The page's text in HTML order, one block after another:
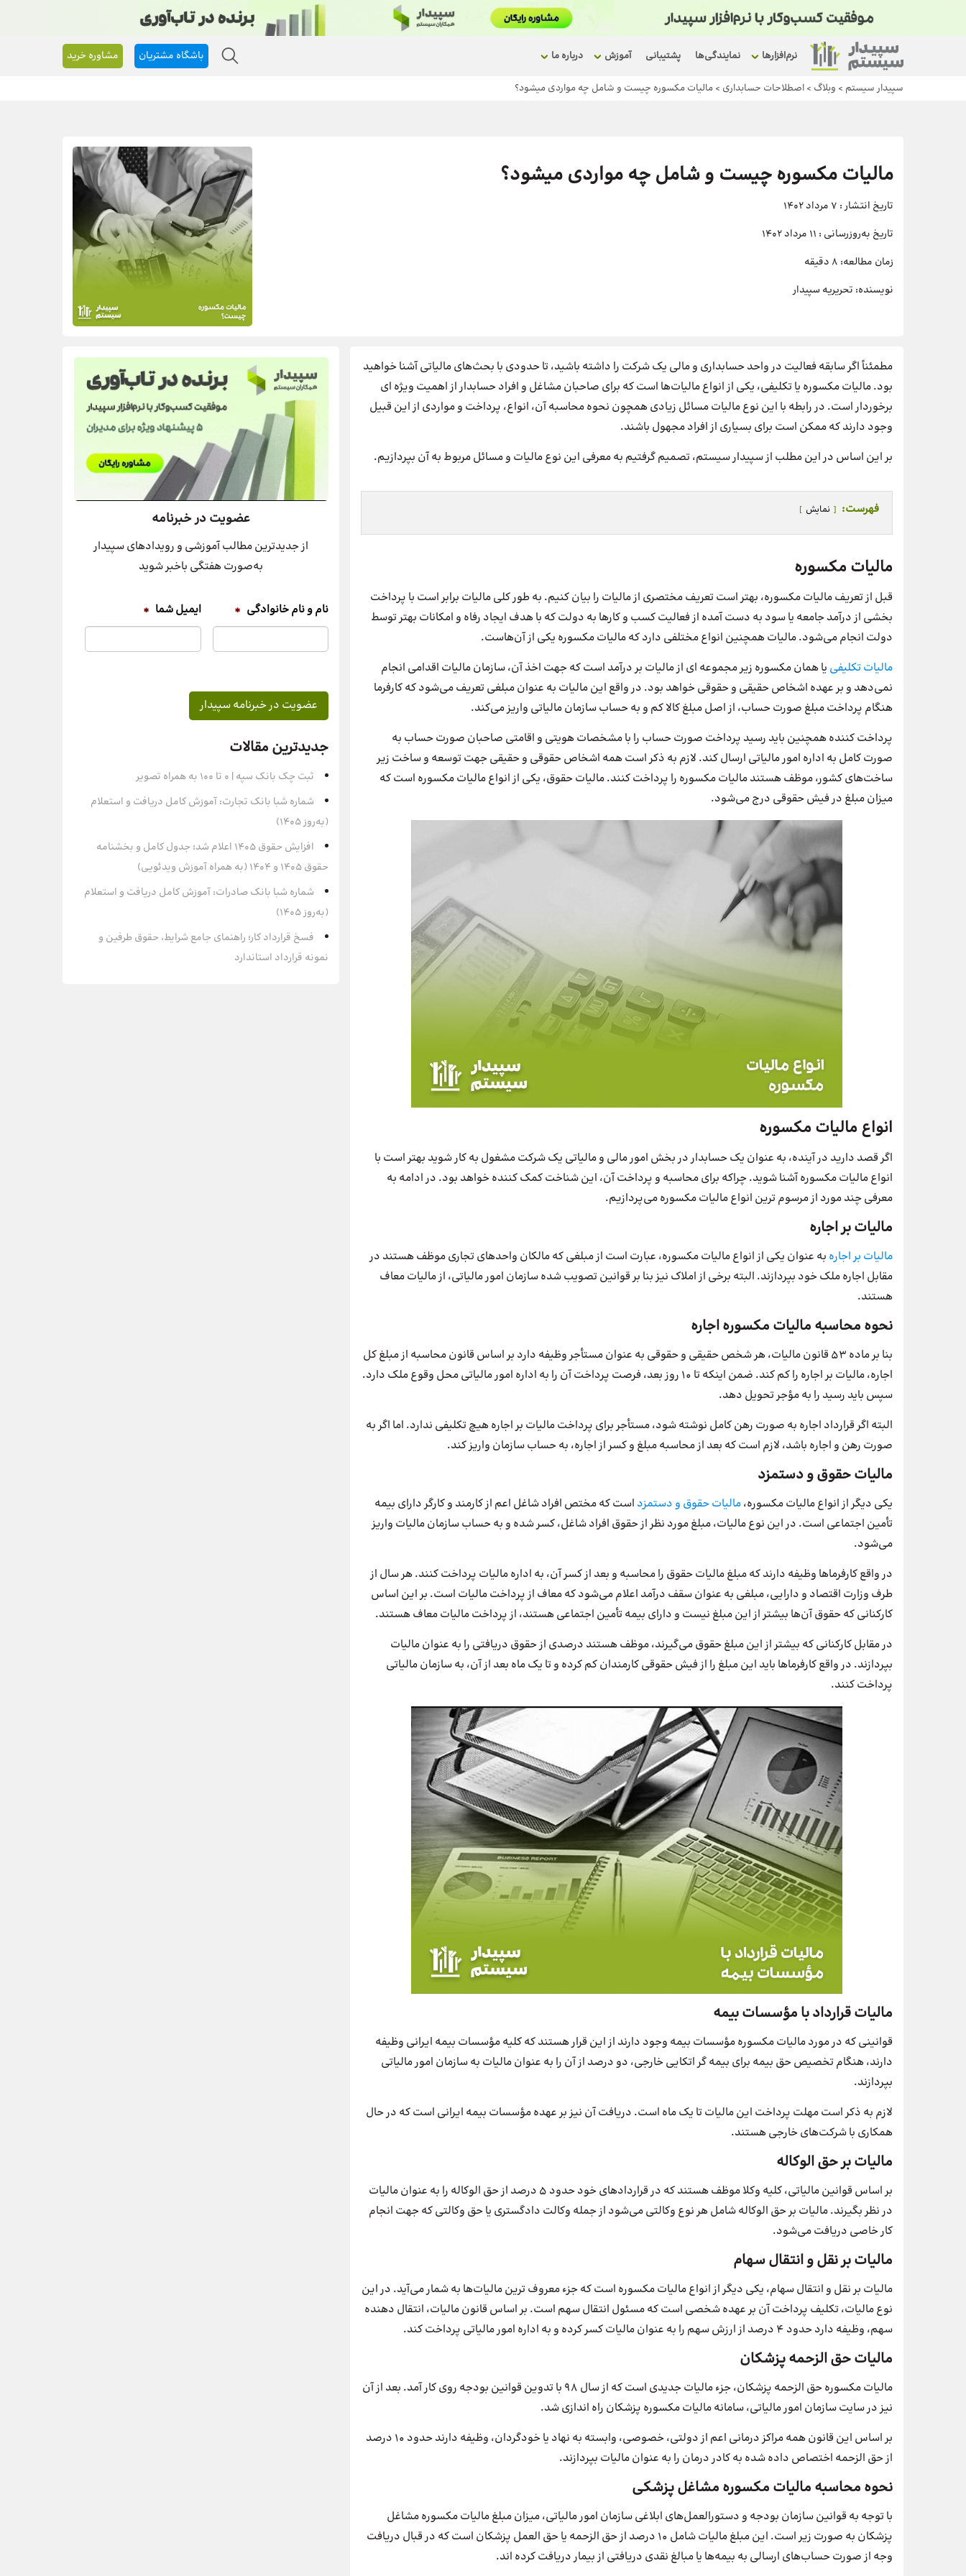
باشگاه مشتریان مشاوره خرید نرم‌افزارها نمایندگی‌ها پشتیبانی آموزش درباره ما
سپیدار سیستم > وبلاگ > اصطلاحات حسابداری > مالیات مکسوره چیست و شامل چه مواردی میشود؟
مالیات مکسوره چیست و شامل چه مواردی میشود؟
تاریخ انتشار : 7 مرداد 1402
تاریخ به‌روزرسانی : 11 مرداد 1402
زمان مطالعه: 8 دقیقه
نویسنده: تحریریه سپیدار
مطمئناً اگر سابقه فعالیت در واحد حسابداری و مالی یک شرکت را داشته باشید، تا حدودی با بحث‌های مالیاتی آشنا خواهید
بود. مالیات مکسوره یا تکلیفی، یکی از انواع مالیات‌ها است که برای صاحبان مشاغل و افراد حسابدار از اهمیت ویژه ای
برخوردار است. در رابطه با این نوع مالیات مسائل زیادی همچون نحوه محاسبه آن، انواع، پرداخت و مواردی از این قبیل
وجود دارند که ممکن است برای بسیاری از افراد مجهول باشند.
بر این اساس در این مطلب از سپیدار سیستم، تصمیم گرفتیم به معرفی این نوع مالیات و مسائل مربوط به آن بپردازیم.
فهرست: نمایش
مالیات مکسوره
قبل از تعریف مالیات مکسوره، بهتر است تعریف مختصری از مالیات را بیان کنیم. به طور کلی مالیات برابر است با پرداخت
بخشی از درآمد جامعه یا سود به دست آمده از فعالیت کسب و کارها به دولت که با هدف ایجاد رفاه و امکانات بهتر توسط
دولت انجام می‌شود‌. مالیات همچنین انواع مختلفی دارد که مالیات مکسوره یکی از آن‌هاست.
مالیات تکلیفی یا همان مکسوره زیر مجموعه ای از مالیات بر درآمد است که جهت اخذ آن، سازمان مالیات اقدامی انجام
نمی‌دهد و بر عهده اشخاص حقیقی و حقوقی خواهد بود. در واقع این مالیات به عنوان مبلغی تعریف می‌شود که کارفرما
هنگام پرداخت مبلغ صورت حساب، از اصل مبلغ کالا کم و به حساب سازمان مالیاتی واریز می‌کند.
پرداخت کننده همچنین باید رسید پرداخت صورت حساب را با مشخصات هویتی و اقامتی صاحبان صورت حساب به
صورت کامل به اداره امور مالیاتی ارسال کند. لازم به ذکر است همه اشخاص حقوقی و حقیقی جهت توسعه و ساخت زیر
ساخت‌های کشور، موظف هستند مالیات مکسوره را پرداخت کنند. مالیات حقوق، یکی از انواع مالیات مکسوره است که
میزان مبلغ در فیش حقوقی درج می‌شود.
انواع مالیات مکسوره
اگر قصد دارید در آینده، به عنوان یک حسابدار در بخش امور مالی و مالیاتی یک شرکت مشغول به کار شوید بهتر است با
انواع مالیات مکسوره آشنا شوید. چراکه برای محاسبه و پرداخت آن، این شناخت کمک کننده خواهد بود. در ادامه به
معرفی چند مورد از مرسوم ترین انواع مالیات مکسوره می‌پردازیم.
مالیات بر اجاره
مالیات بر اجاره به عنوان یکی از انواع مالیات مکسوره، عبارت است از مبلغی که مالکان واحدهای تجاری موظف هستند در
مقابل اجاره ملک خود بپردازند. البته برخی از املاک نیز بنا بر قوانین تصویب شده سازمان امور مالیاتی، از مالیات معاف
هستند.
نحوه محاسبه مالیات مکسوره اجاره
بنا بر ماده ۵۳ قانون مالیات، هر شخص حقیقی و حقوقی به عنوان مستأجر وظیفه دارد بر اساس قانون محاسبه از مبلغ کل
اجاره، مالیات بر اجاره را کم کند. ضمن اینکه تا ۱۰ روز بعد، فرصت پرداخت آن را به اداره امور مالیاتی محل وقوع ملک دارد.
سپس باید رسید را به مؤجر تحویل دهد.
البته اگر قرارداد اجاره به صورت رهن کامل نوشته شود، مستأجر برای پرداخت مالیات بر اجاره هیچ تکلیفی ندارد. اما اگر به
صورت رهن و اجاره باشد، لازم است که بعد از محاسبه مبلغ و کسر از اجاره، به حساب سازمان واریز کند.
مالیات حقوق و دستمزد
یکی دیگر از انواع مالیات مکسوره،مالیات حقوق و دستمزد است که مختص افراد شاغل اعم از کارمند و کارگر دارای بیمه
تأمین اجتماعی است. در این نوع مالیات، مبلغ مورد نظر از حقوق افراد شاغل، کسر شده و به حساب سازمان مالیات واریز
می‌شود.
در واقع کارفرماها وظیفه دارند که مبلغ مالیات حقوق را محاسبه و بعد از کسر آن، به اداره مالیات پرداخت کنند. هر سال از
طرف وزارت اقتصاد و دارایی، مبلغی به عنوان سقف درآمد اعلام می‌شود که معاف از پرداخت مالیات است. بر این اساس
کارکنانی که حقوق آن‌ها بیشتر از این مبلغ نیست و دارای بیمه تأمین اجتماعی هستند، از پرداخت مالیات معاف هستند.
در مقابل کارکنانی که بیشتر از این مبلغ حقوق می‌گیرند، موظف هستند درصدی از حقوق دریافتی را به عنوان مالیات
بپردازند. در واقع کارفرماها باید این مبلغ را از فیش حقوقی کارمندان کم کرده و تا یک ماه بعد از آن، به سازمان مالیاتی
پرداخت کنند.
مالیات قرارداد با مؤسسات بیمه
قوانینی که در مورد مالیات مکسوره مؤسسات بیمه وجود دارند از این قرار هستند که کلیه مؤسسات بیمه ایرانی وظیفه
دارند، هنگام تخصیص حق بیمه برای بیمه گر اتکایی خارجی، دو درصد از آن را به عنوان مالیات به سازمان امور مالیاتی
بپردازند.
لازم به ذکر است مهلت پرداخت این مالیات تا یک ماه است. دریافت آن نیز بر عهده مؤسسات بیمه ایرانی است که در حال
همکاری با شرکت‌های خارجی هستند.
مالیات بر حق الوکاله
بر اساس قوانین مالیاتی، کلیه وکلا موظف هستند که در قراردادهای خود حدود ۵ درصد از حق الوکاله را به عنوان مالیات
در نظر بگیرند. مالیات بر حق الوکاله شامل هر نوع وکالتی می‌شود از جمله وکالت دادگستری یا حق وکالتی که جهت انجام
کار خاصی دریافت می‌شود.
مالیات بر نقل و انتقال سهام
مالیات بر نقل و انتقال سهام، یکی دیگر از انواع مالیات مکسوره است که جزء معروف ترین مالیات‌ها به شمار می‌آید. در این
نوع مالیات، تکلیف پرداخت آن بر عهده شخصی است که مسئول انتقال سهم است. بر اساس قانون مالیات، انتقال دهنده
سهم، وظیفه دارد حدود ۴ درصد از ارزش سهم را به عنوان مالیات کسر کرده و به اداره امور مالیاتی پرداخت کند.
مالیات حق الزحمه پزشکان
مالیات مکسوره حق الزحمه پزشکان، جزء مالیات جدیدی است که از سال ۹۸ با تدوین قوانین بودجه روی کار آمد. بعد از آن
نیز در سایت سازمان امور مالیاتی، سامانه مالیات مکسوره پزشکان راه اندازی شد.
بر اساس این قانون همه مراکز درمانی اعم از دولتی، خصوصی، وابسته به نهاد یا خودگردان، وظیفه دارند حدود ۱۰ درصد
از حق الزحمه اختصاص داده شده به کادر درمان را به عنوان مالیات بپردازند.
نحوه محاسبه مالیات مکسوره مشاغل پزشکی
با توجه به قوانین سازمان بودجه و دستورالعمل‌های ابلاغی سازمان امور مالیاتی، میزان مبلغ مالیات مکسوره مشاغل
پزشکان به صورت زیر است. این مبلغ مالیات شامل ۱۰ درصد از حق الزحمه یا حق العمل پزشکان است که در قبال دریافت
وجه از صورت حساب‌های ارسالی به بیمه‌ها یا مبالغ نقدی دریافتی از بیمار دریافت کرده اند.
عضویت در خبرنامه
از جدیدترین مطالب آموزشی و رویدادهای سپیدار
به‌صورت هفتگی باخبر شوید
نام و نام خانوادگی * ایمیل شما *
جدیدترین مقالات
ثبت چک بانک سپه | ۰ تا ۱۰۰ به همراه تصویر
شماره شبا بانک تجارت: آموزش کامل دریافت و استعلام
(به‌روز ۱۴۰۵)
افزایش حقوق 1405 اعلام شد؛ جدول کامل و بخشنامه
حقوق 1405 و 1404 (به همراه آموزش ویدئویی)
شماره شبا بانک صادرات: آموزش کامل دریافت و استعلام
(به‌روز ۱۴۰۵)
فسخ قرارداد کار؛ راهنمای جامع شرایط، حقوق طرفین و
نمونه قرارداد استاندارد